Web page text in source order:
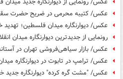
عکس/ کتیبه محرمی در ضریح حضرت
عکس/ دیوارنگاره میدان فلسطین؛ تهدید
رونمایی از جدیدترین دیوارنگاره میدان
عکس/ بازار سیاهی‌فروشی تهران در
عکس/ ترامپ در تابوت در دیوارنگاره
عکس/ "مشت گره کرده" دیوارنگاره جدید